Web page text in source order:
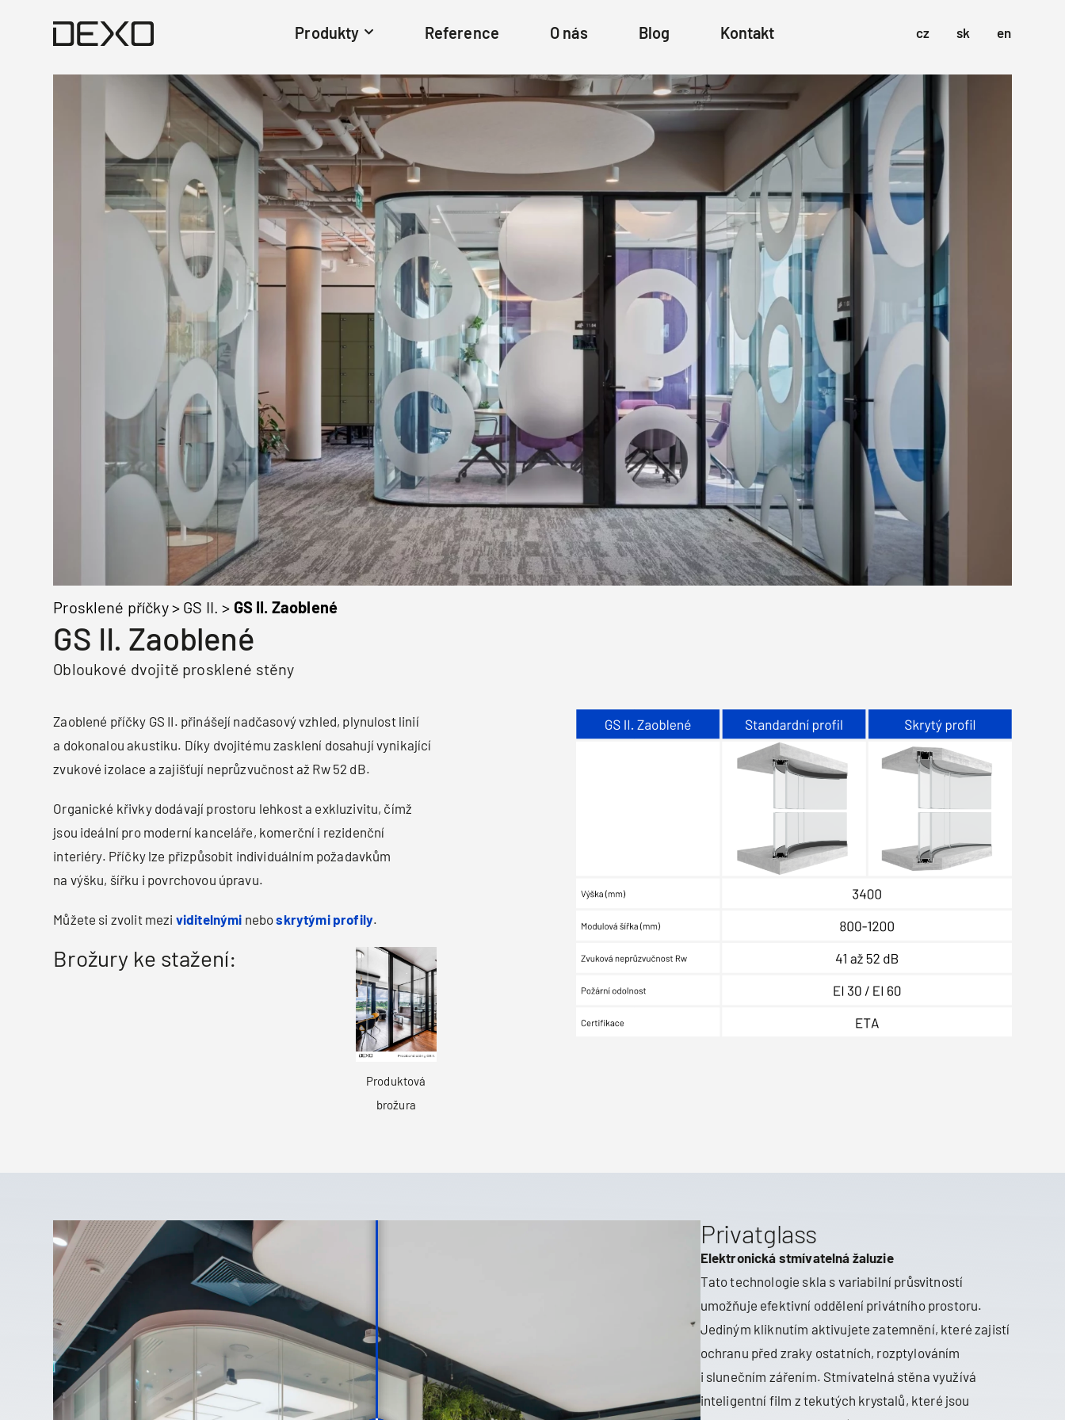
Produkty Reference O nás Blog Kontakt cz sk en
Prosklené příčky> GS II. > GS II. Zaoblené
GS II. Zaoblené
Obloukové dvojitě prosklené stěny
Zaoblené příčky GS II. přinášejí nadčasový vzhled, plynulost linií
a dokonalou akustiku. Díky dvojitému zasklení dosahují vynikající
zvukové izolace a zajišťují neprůzvučnost až Rw 52 dB.
Organické křivky dodávají prostoru lehkost a exkluzivitu, čímž
jsou ideální pro moderní kanceláře, komerční i rezidenční
interiéry. Příčky lze přizpůsobit individuálním požadavkům
na výšku, šířku i povrchovou úpravu.
Můžete si zvolit mezi viditelnými neboskrytými profily.
Brožury ke stažení:
Produktová
brožura
Privatglass
Elektronická stmívatelná žaluzie
Tato technologie skla s variabilní průsvitností
umožňuje efektivní oddělení privátního prostoru.
Jediným kliknutím aktivujete zatemnění, které zajistí
ochranu před zraky ostatních, rozptylováním
i slunečním zářením. Stmívatelná stěna využívá
inteligentní film z tekutých krystalů, které jsou